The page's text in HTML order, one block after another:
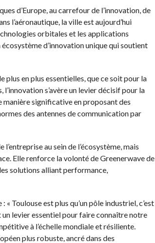
d’Europe, au carrefour de l’innovation, de
l’aéronautique, la ville est aujourd’hui
orbitales et les applications
d’innovation unique qui soutient
en plus essentielles, que ce soit pour la
s’avère un levier décisif pour la
significative en proposant des
des antennes de communication par
au sein de l’écosystème, mais
Elle renforce la volonté de Greenerwave de
solutions alliant performance,
Toulouse est plus qu’un pôle industriel, c’est
un levier essentiel pour faire connaître notre
à l’échelle mondiale et résiliente.
plus robuste, ancré dans des